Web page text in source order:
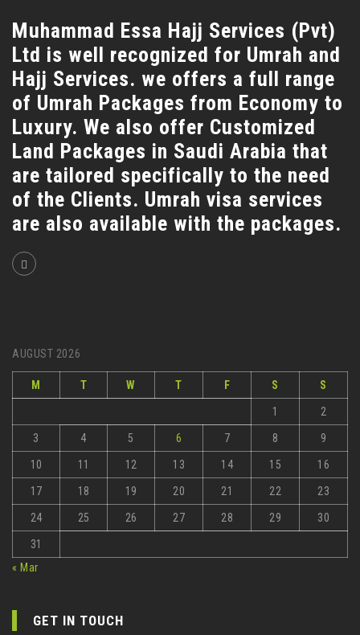
Muhammad Essa Hajj Services (Pvt)
Ltd is well recognized for Umrah and
Hajj Services. we offers a full range
of Umrah Packages from Economy to
Luxury. We also offer Customized
Land Packages in Saudi Arabia that
are tailored specifically to the need
of the Clients. Umrah visa services
are also available with the packages.
AUGUST 2026
M T W T F S S
1 2
3 4 5 6 7 8 9
10 11 12 13 14 15 16
17 18 19 20 21 22 23
24 25 26 27 28 29 30
31
« Mar
GET IN TOUCH